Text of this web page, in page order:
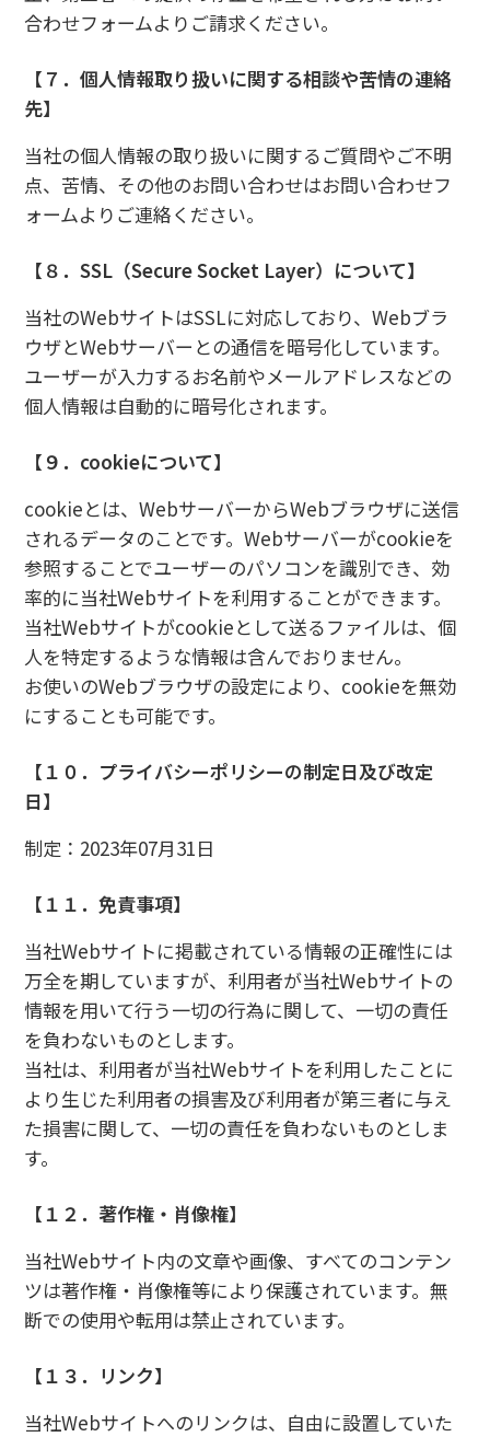
合わせフォームよりご請求ください。
【７．個人情報取り扱いに関する相談や苦情の連絡
先】
当社の個人情報の取り扱いに関するご質問やご不明
点、苦情、その他のお問い合わせはお問い合わせフ
ォームよりご連絡ください。
【８．SSL（Secure Socket Layer）について】
当社のWebサイトはSSLに対応しており、Webブラ
ウザとWebサーバーとの通信を暗号化しています。
ユーザーが入力するお名前やメールアドレスなどの
個人情報は自動的に暗号化されます。
【９．cookieについて】
cookieとは、WebサーバーからWebブラウザに送信
されるデータのことです。Webサーバーがcookieを
参照することでユーザーのパソコンを識別でき、効
率的に当社Webサイトを利用することができます。
当社Webサイトがcookieとして送るファイルは、個
人を特定するような情報は含んでおりません。
お使いのWebブラウザの設定により、cookieを無効
にすることも可能です。
【１０．プライバシーポリシーの制定日及び改定
日】
制定：2023年07月31日
【１１．免責事項】
当社Webサイトに掲載されている情報の正確性には
万全を期していますが、利用者が当社Webサイトの
情報を用いて行う一切の行為に関して、一切の責任
を負わないものとします。
当社は、利用者が当社Webサイトを利用したことに
より生じた利用者の損害及び利用者が第三者に与え
た損害に関して、一切の責任を負わないものとしま
す。
【１２．著作権・肖像権】
当社Webサイト内の文章や画像、すべてのコンテン
ツは著作権・肖像権等により保護されています。無
断での使用や転用は禁止されています。
【１３．リンク】
当社Webサイトへのリンクは、自由に設置していた